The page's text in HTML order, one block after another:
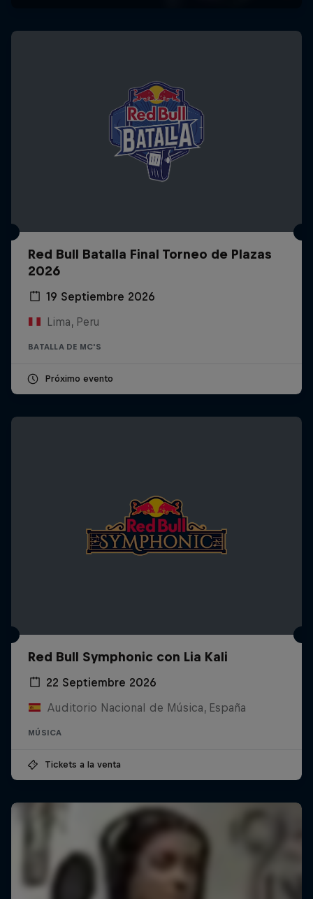
Red Bull Batalla Final Torneo de Plazas
2026
19 Septiembre 2026
Lima, Peru
BATALLA DE MC'S
Próximo evento
Red Bull Symphonic con Lia Kali
22 Septiembre 2026
Auditorio Nacional de Música, España
MÚSICA
Tickets a la venta